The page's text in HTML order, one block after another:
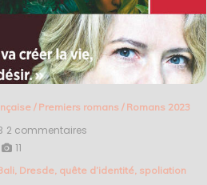
/ Premiers romans / Romans 2023
2 commentaires
au
11
, Dresde, quête d’identité, spoliation